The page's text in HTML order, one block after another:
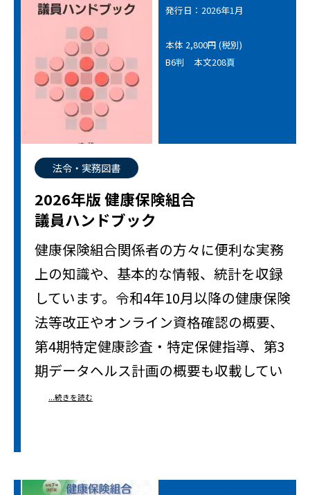
発行日：2026年1月
本体 2,800円 (税別)
B6判 本文208頁
法令・実務図書
2026年版 健康保険組合
議員ハンドブック
健康保険組合関係者の方々に便利な実務
上の知識や、基本的な情報、統計を収録
しています。令和4年10月以降の健康保険
法等改正やオンライン資格確認の概要、
第4期特定健康診査・特定保健指導、第3
期データヘルス計画の概要も収載してい
...続きを読む